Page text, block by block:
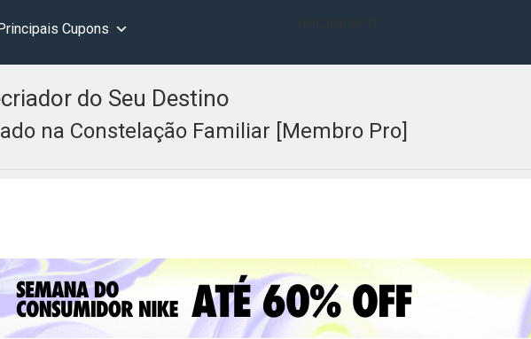
Cupons
do Seu Destino
na Constelação Familiar [Membro Pro]